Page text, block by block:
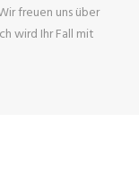
freuen uns über
wird Ihr Fall mit